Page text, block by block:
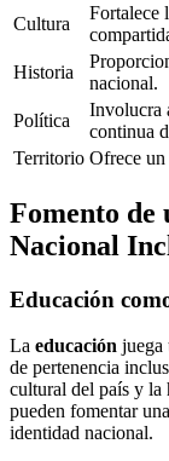
Cultura
Fortalece
Historia
nacional.
Política
Involucra
continua
Territorio Ofrece
Fomento de
Nacional
Educación
La educación juega
de pertenencia
cultural del país y la
pueden fomentar
identidad nacional.